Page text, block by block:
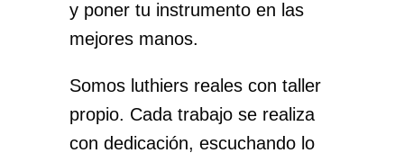
y poner tu instrumento en las
mejores manos.
Somos luthiers reales con taller
propio. Cada trabajo se realiza
con dedicación, escuchando lo